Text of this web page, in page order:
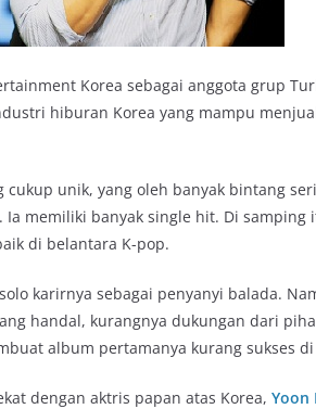
Korea sebagai anggota grup
hiburan Korea yang mampu
unik, yang oleh banyak bintang
Ia memiliki banyak single hit. Di
di belantara K-pop.
karirnya sebagai penyanyi balada.
handal, kurangnya dukungan dari
album pertamanya kurang sukses
dengan aktris papan atas Korea, Yoon